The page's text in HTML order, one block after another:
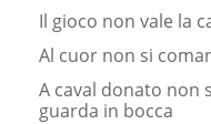
Il gioco non vale la
Al cuor non si
A caval donato non
guarda in bocca